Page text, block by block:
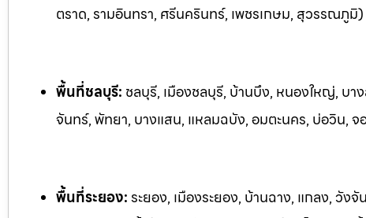
ตราด, รามอินทรา, ศรีนครินทร์, เพชรเกษม, สุวรรณภูมิ)
พื้นที่ชลบุรี: ชลบุรี, เมืองชลบุรี, บ้านบึง, หนองใหญ่, บา
จันทร์, พัทยา, บางแสน, แหลมฉบัง, อมตะนคร, บ่อวิน,
พื้นที่ระยอง:ระยอง, เมืองระยอง, บ้านฉาง, แกลง, วัง